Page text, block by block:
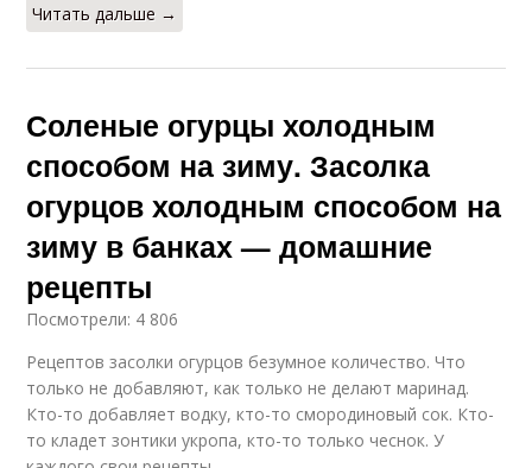
Читать дальше →
Соленые огурцы холодным
способом на зиму. Засолка
огурцов холодным способом на
зиму в банках — домашние
рецепты
Посмотрели: 4 806
Рецептов засолки огурцов безумное количество. Что
только не добавляют, как только не делают маринад.
Кто-то добавляет водку, кто-то смородиновый сок. Кто-
то кладет зонтики укропа, кто-то только чеснок. У